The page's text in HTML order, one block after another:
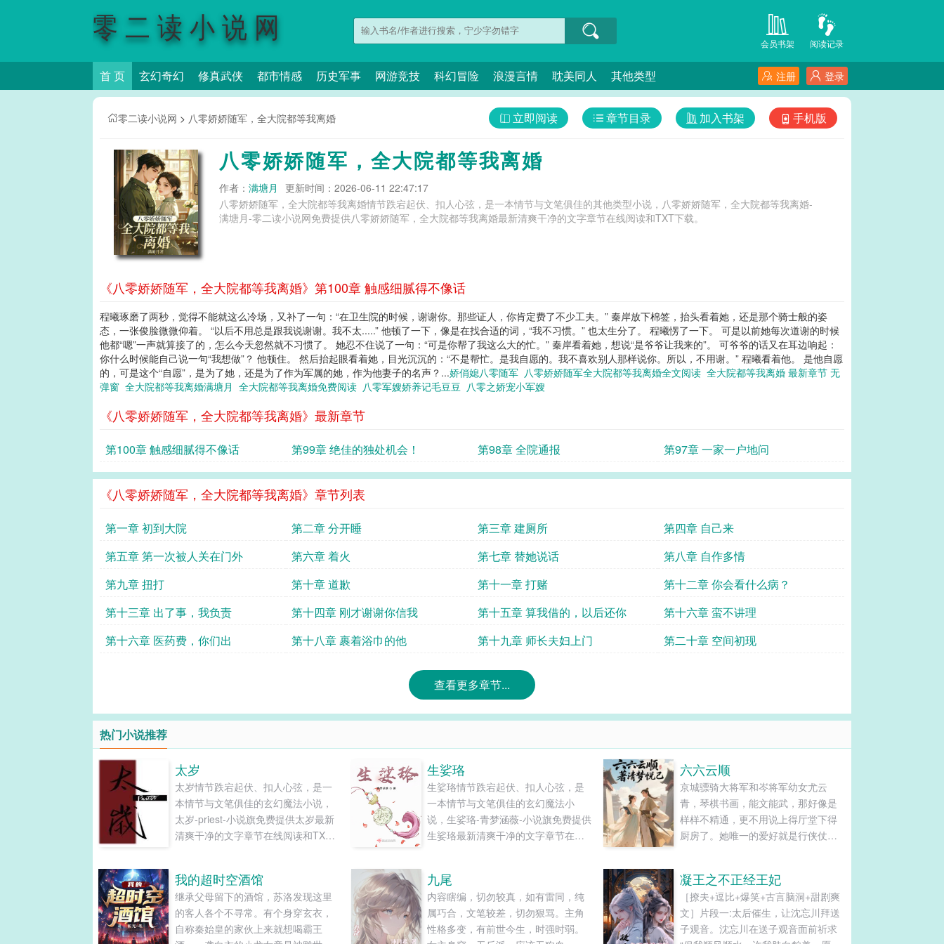
零二读小说网 阅读记录
会员书架
首 页 玄幻奇幻 修真武侠 都市情感 历史军事 网游竞技 科幻冒险 浪漫言情 耽美同人 其他类型 登录
注册
零二读小说网 > 八零娇娇随军，全大院都等我离婚 手机版
加入书架
章节目录
立即阅读
八零娇娇随军，全大院都等我离婚
作者： 满塘月
更新时间：2026-06-11 22:47:17
八零娇娇随军，全大院都等我离婚情节跌宕起伏、扣人心弦，是一本情节与文笔俱佳的其他类型小说，八零娇娇随军，全大院都等我离婚-
满塘月-零二读小说网免费提供八零娇娇随军，全大院都等我离婚最新清爽干净的文字章节在线阅读和TXT下载。
《八零娇娇随军，全大院都等我离婚》第100章 触感细腻得不像话
程曦琢磨了两秒，觉得不能就这么冷场，又补了一句：“在卫生院的时候，谢谢你。那些证人，你肯定费了不少工夫。” 秦岸放下棉签，抬头看着她，还是那个骑士般的姿
态，一张俊脸微微仰着。 “以后不用总是跟我说谢谢。我不太.....” 他顿了一下，像是在找合适的词，“我不习惯。” 也太生分了。 程曦愣了一下。 可是以前她每次道谢的时候
他都“嗯”一声就算接了的，怎么今天忽然就不习惯了。 她忍不住说了一句：“可是你帮了我这么大的忙。” 秦岸看着她，想说“是爷爷让我来的”。 可爷爷的话又在耳边响起：
你什么时候能自己说一句“我想做”？ 他顿住。 然后抬起眼看着她，目光沉沉的：“不是帮忙。是我自愿的。我不喜欢别人那样说你。所以，不用谢。” 程曦看着他。 是他自愿
的，可是这个“自愿”，是为了她，还是为了作为军属的她，作为他妻子的名声？...娇俏媳八零随军 八零娇娇随军全大院都等我离婚全文阅读 全大院都等我离婚 最新章节 无
弹窗 全大院都等我离婚满塘月 全大院都等我离婚免费阅读 八零军嫂娇养记毛豆豆 八零之娇宠小军嫂
《八零娇娇随军，全大院都等我离婚》最新章节
第100章 触感细腻得不像话 第99章 绝佳的独处机会！ 第98章 全院通报 第97章 一家一户地问
《八零娇娇随军，全大院都等我离婚》章节列表
第一章 初到大院 第二章 分开睡 第三章 建厕所
第四章 自己来
第五章 第一次被人关在门外
第六章 着火 第七章 替她说话
第八章 自作多情
第九章 扭打
第十章 道歉 第十一章 打赌
第十二章 你会看什么病？
第十三章 出了事，我负责
第十四章 刚才谢谢你信我 第十五章 算我借的，以后还你
第十六章 蛮不讲理
第十六章 医药费，你们出
第十八章 裹着浴巾的他 第十九章 师长夫妇上门 第二十章 空间初现
查看更多章节...
热门小说推荐
太岁
太岁情节跌宕起伏、扣人心弦，是一
本情节与文笔俱佳的玄幻魔法小说，
太岁-priest-小说旗免费提供太岁最新
清爽干净的文字章节在线阅读和TXT
生娑珞
生娑珞情节跌宕起伏、扣人心弦，是
一本情节与文笔俱佳的玄幻魔法小
说，生娑珞-青梦涵薇-小说旗免费提供
生娑珞最新清爽干净的文字章节在线
六六云顺
京城骠骑大将军和岑将军幼女尤云
青，琴棋书画，能文能武，那好像是
样样不精通，更不用说上得厅堂下得
厨房了。她唯一的爱好就是行侠仗
安王世子宋璟泽有着一纸婚约，殊不
知，宋璟泽早就已经对她蓄谋已久，
民间传闻她曾经与五皇子沈煜珩纠缠
不清过…......
我的超时空酒馆
继承父母留下的酒馆，苏洛发现这里
的客人各个不寻常。有个身穿玄衣，
自称秦始皇的家伙上来就想喝霸王
九尾
内容瞎编，切勿较真，如有雷同，纯
属巧合，文笔较差，切勿狠骂。主角
性格多变，有前世今生，时强时弱。
凝王之不正经王妃
［撩夫+逗比+爆笑+古言脑洞+甜剧爽
文］片段一:太后催生，让沈忘川拜送
子观音。沈忘川在送子观音面前祈求